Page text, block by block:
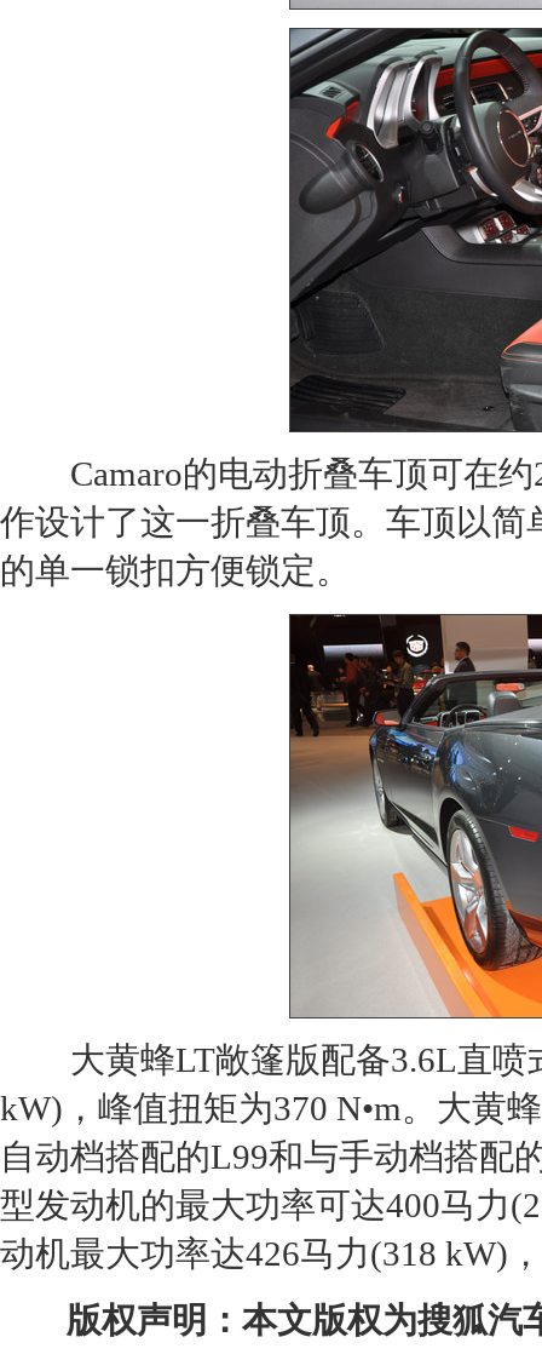
Camaro的电动折叠车顶可在
作设计了这一折叠车顶。车顶以
的单一锁扣方便锁定。
大黄蜂LT敞篷版配备3.6L直喷
kW)，峰值扭矩为370 N•m。大黄
自动档搭配的L99和与手动档搭配
型发动机的最大功率可达400马力
动机最大功率达426马力(318 kW)
版权声明：本文版权为搜狐汽